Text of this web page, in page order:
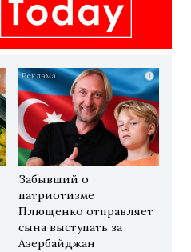
i
Забывший о
патриотизме
Плющенко отправляет
сына выступать за
Азербайджан